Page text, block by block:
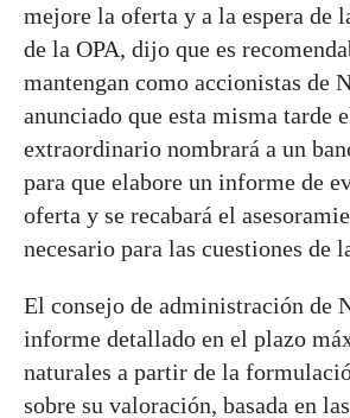
mejore la oferta y a la espera de
de la OPA, dijo que es
mantengan como accionistas de
anunciado que esta misma tarde
extraordinario nombrará a un
para que elabore un informe de
oferta y se recabará el
necesario para las cuestiones de
El consejo de administración de
informe detallado en el plazo
naturales a partir de la
sobre su valoración, basada en